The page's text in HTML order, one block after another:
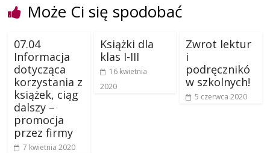
Może Ci się spodobać
07.04
Informacja
dotycząca
korzystania z
książek, ciąg
dalszy –
promocja
przez firmy
7 kwietnia 2020
Książki dla
klas I-III
16 kwietnia
2020
Zwrot lektur
i
podręcznikó
w szkolnych!
5 czerwca 2020